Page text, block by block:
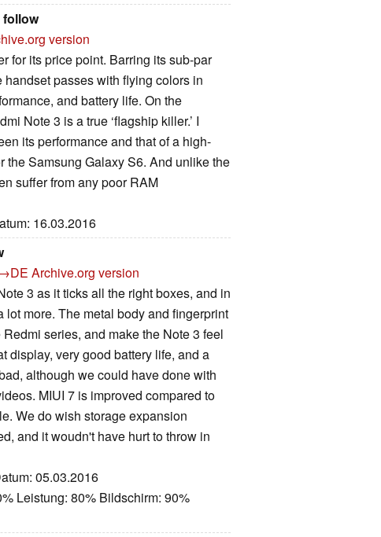
follow
version
for its price point. Barring its sub-par
passes with flying colors in
and battery life. On the
Note 3 is a true ‘flagship killer.’ I
its performance and that of a high-
the Samsung Galaxy S6. And unlike the
suffer from any poor RAM
16.03.2016
Archive.org version
3 as it ticks all the right boxes, and in
more. The metal body and fingerprint
series, and make the Note 3 feel
display, very good battery life, and a
although we could have done with
MIUI 7 is improved compared to
We do wish storage expansion
and it woudn't have hurt to throw in
05.03.2016
Leistung: 80% Bildschirm: 90%